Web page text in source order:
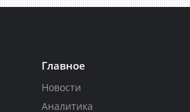
Главное
Новости
Аналитика